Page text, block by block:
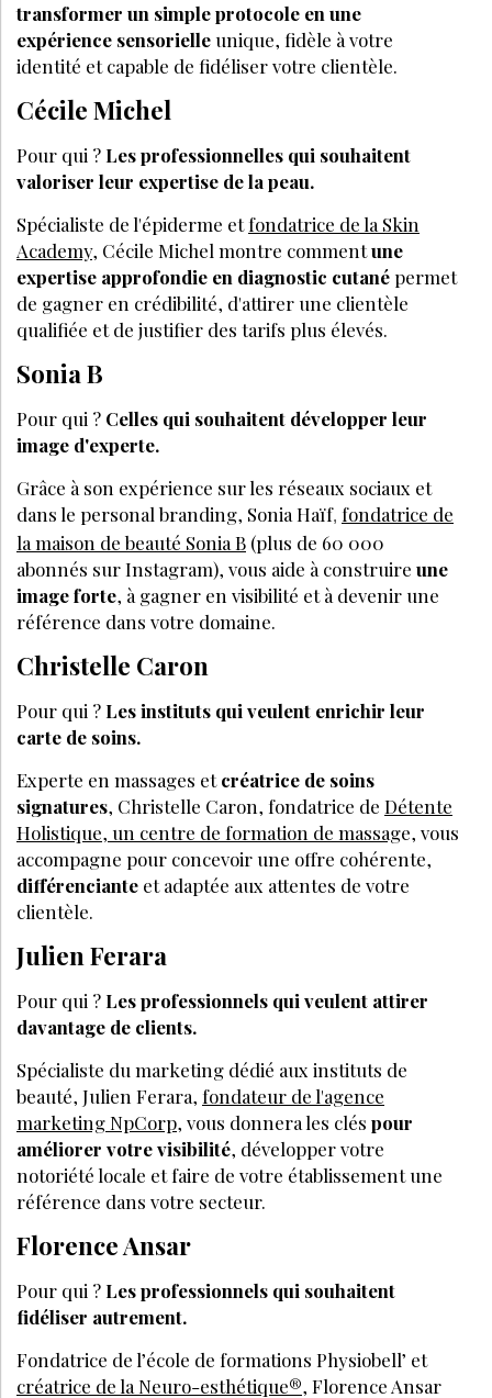
transformer un simple protocole en une
expérience sensorielle unique, fidèle à votre
identité et capable de fidéliser votre clientèle.
Cécile Michel
Pour qui ? Les professionnelles qui souhaitent
valoriser leur expertise de la peau.
Spécialiste de l'épiderme etfondatrice de la Skin
Academy, Cécile Michel montre commentune
expertise approfondie en diagnostic cutané permet
de gagner en crédibilité, d'attirer une clientèle
qualifiée et de justifier des tarifs plus élevés.
Sonia B
Pour qui ? Celles qui souhaitent développer leur
image d'experte.
Grâce à son expérience sur les réseaux sociaux et
dans le personal branding, Sonia Haïf, fondatrice de
la maison de beauté Sonia B (plus de 60 000
abonnés sur Instagram), vous aide à construire une
image forte, à gagner en visibilité et à devenir une
référence dans votre domaine.
Christelle Caron
Pour qui ? Les instituts qui veulent enrichir leur
carte de soins.
Experte en massages etcréatrice de soins
signatures, Christelle Caron, fondatrice de Détente
Holistique, un centre de formation de massage, vous
accompagne pour concevoir une offre cohérente,
différenciante et adaptée aux attentes de votre
clientèle.
Julien Ferara
Pour qui ? Les professionnels qui veulent attirer
davantage de clients.
Spécialiste du marketing dédié aux instituts de
beauté, Julien Ferara, fondateur de l'agence
marketing NpCorp, vous donnera les clés pour
améliorer votre visibilité, développer votre
notoriété locale et faire de votre établissement une
référence dans votre secteur.
Florence Ansar
Pour qui ? Les professionnels qui souhaitent
fidéliser autrement.
Fondatrice de l’école de formations Physiobell’ et
créatrice de la Neuro-esthétique®, Florence Ansar